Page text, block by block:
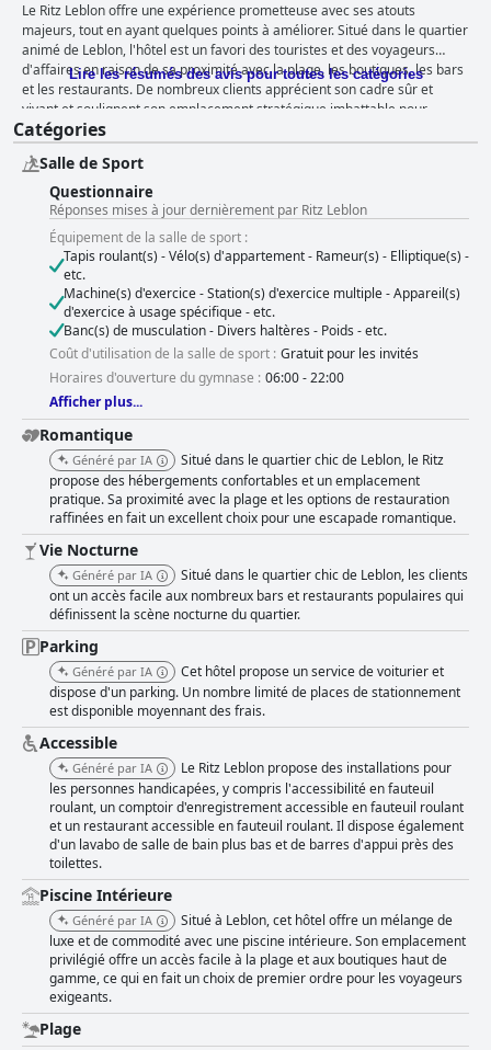
Le Ritz Leblon offre une expérience prometteuse avec ses atouts
majeurs, tout en ayant quelques points à améliorer. Situé dans le quartier
animé de Leblon, l'hôtel est un favori des touristes et des voyageurs
d'affaires en raison de sa proximité avec la plage, les boutiques, les bars
et les restaurants. De nombreux clients apprécient son cadre sûr et
vivant et soulignent son emplacement stratégique imbattable pour
explorer Rio de Janeiro. Le petit-déjeuner au Ritz Leblon est souvent loué
pour sa variété et sa haute qualité, avec une large sélection d'articles
allant des fruits frais et des pains aux gâteries gourmandes comme les
brownies et la tarte au citron vert. Le personnel du petit-déjeuner,
notamment Leandro et Diego, est félicité pour son attention et son
service, faisant du petit-déjeuner un point culminant notable pour de
nombreux visiteurs. Les chambres du Ritz Leblon reçoivent des
commentaires mitigés ; elles sont généralement décrites comme
propres, modernes et bien décorées avec un hébergement confortable.
Les clients apprécient la qualité du linge de maison et la fonctionnalité
efficace, bien que certains soulignent des problèmes tels que la petite
taille des chambres, le manque de fenêtres et les nuisances sonores.
Malgré ces inconvénients, la propreté générale et l'apparence des
chambres sont bien considérées. La propreté dans tout l'hôtel est
largement appréciée malgré quelques incohérences dans le nettoyage
des chambres. Le hall principal et la salle de petit-déjeuner sont décrits
comme très propres et organisés, contribuant à un environnement
accueillant. Le personnel de l'hôtel est constamment loué pour son
service et son attention exceptionnels, de nombreux commentaires
soulignant sa gentillesse, son serviabilité et son professionnalisme. Des
membres spécifiques du personnel sont souvent mentionnés pour leur
service exceptionnel, améliorant ainsi l'expérience globale des clients. Le
Wi-Fi au Ritz Leblon reçoit des critiques mitigées, certains clients le
trouvant rapide et fiable, tandis que d'autres signalent des vitesses
lentes et des interruptions. La salle de sport est généralement bien
accueillie pour sa propreté et l'état de l'équipement, bien que certains
clients notent des inconvénients mineurs tels que des serviettes
indisponibles ou des heures de fermeture. La piscine reçoit également
des commentaires mitigés. Alors que certains la trouvent pratique à
utiliser après le départ, d'autres notent qu'elle semble plus petite et
moins propre que prévu. Elle n'est pas chauffée et est située dans un
endroit inhabituel dans l'hôtel, ce qui nuit à son attrait. La proximité de la
plage de Leblon est un avantage considérable, les clients bénéficiant d'un
accès facile aux bains de soleil et aux activités océaniques. La gamme de
boutiques, de bars et de restaurants du quartier ajoute à la commodité,
faisant du Ritz Leblon un excellent choix pour ceux qui souhaitent profiter
de la plage et des attractions environnantes. Les lits du Ritz Leblon
reçoivent des commentaires variés ; de nombreux clients les trouvent
confortables avec une bonne literie, bien que certains signalent des
problèmes avec la composition du lit et la qualité des oreillers, suggérant
un besoin d'amélioration dans ces domaines. En résumé, le Ritz Leblon
excelle en termes d'emplacement, d'offre de petit-déjeuner, de propreté
et de service du personnel, ce qui en fait une option intéressante pour les
visiteurs. Remédier aux problèmes mineurs liés à la taille des chambres,
à la fiabilité du Wi-Fi, à l'état de la piscine et au confort des lits pourrait
encore améliorer l'expérience globale des clients.
Lire les résumés des avis pour toutes les catégories
Catégories
Salle de Sport
Questionnaire
Réponses mises à jour dernièrement par Ritz Leblon
Équipement de la salle de sport :
Tapis roulant(s) - Vélo(s) d'appartement - Rameur(s) - Elliptique(s) -
etc.
Machine(s) d'exercice - Station(s) d'exercice multiple - Appareil(s)
d'exercice à usage spécifique - etc.
Banc(s) de musculation - Divers haltères - Poids - etc.
Coût d'utilisation de la salle de sport : Gratuit pour les invités
Horaires d'ouverture du gymnase : 06:00 - 22:00
Afficher plus...
Romantique
Généré par IA
Situé dans le quartier chic de Leblon, le Ritz
propose des hébergements confortables et un emplacement
pratique. Sa proximité avec la plage et les options de restauration
raffinées en fait un excellent choix pour une escapade romantique.
Vie Nocturne
Généré par IA
Situé dans le quartier chic de Leblon, les clients
ont un accès facile aux nombreux bars et restaurants populaires qui
définissent la scène nocturne du quartier.
Parking
Généré par IA
Cet hôtel propose un service de voiturier et
dispose d'un parking. Un nombre limité de places de stationnement
est disponible moyennant des frais.
Accessible
Généré par IA
Le Ritz Leblon propose des installations pour
les personnes handicapées, y compris l'accessibilité en fauteuil
roulant, un comptoir d'enregistrement accessible en fauteuil roulant
et un restaurant accessible en fauteuil roulant. Il dispose également
d'un lavabo de salle de bain plus bas et de barres d'appui près des
toilettes.
Piscine Intérieure
Généré par IA
Situé à Leblon, cet hôtel offre un mélange de
luxe et de commodité avec une piscine intérieure. Son emplacement
privilégié offre un accès facile à la plage et aux boutiques haut de
gamme, ce qui en fait un choix de premier ordre pour les voyageurs
exigeants.
Plage